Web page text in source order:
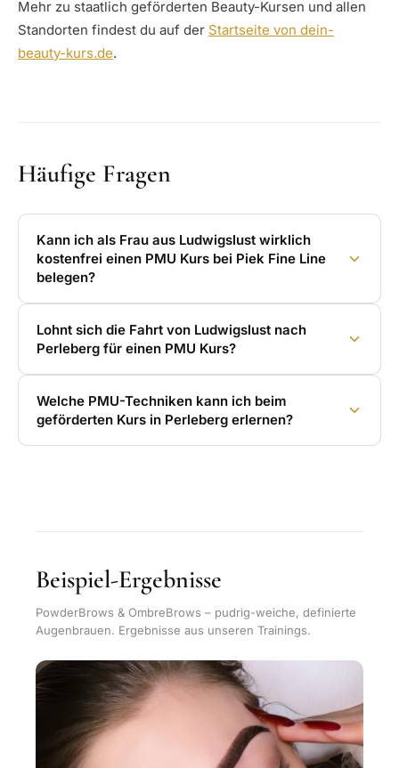
Mehr zu staatlich geförderten Beauty-Kursen und allen
Standorten findest du auf der Startseite von dein-
beauty-kurs.de.
Häufige Fragen
Kann ich als Frau aus Ludwigslust wirklich
kostenfrei einen PMU Kurs bei Piek Fine Line
belegen?
Lohnt sich die Fahrt von Ludwigslust nach
Perleberg für einen PMU Kurs?
Welche PMU-Techniken kann ich beim
geförderten Kurs in Perleberg erlernen?
Beispiel-Ergebnisse
PowderBrows & OmbreBrows – pudrig-weiche, definierte
Augenbrauen. Ergebnisse aus unseren Trainings.